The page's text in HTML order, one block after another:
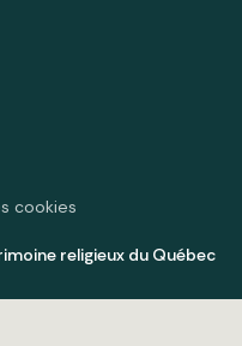
cookies
religieux du Québec